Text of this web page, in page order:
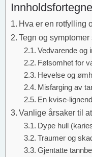
Hva er en rotfylling
Tegn og
Vedvarende og
Følsomhet for
Hevelse og
Misfarging av
En kvise-
Vanlige årsaker til
Dype hull
Traumer og
Gjentatte